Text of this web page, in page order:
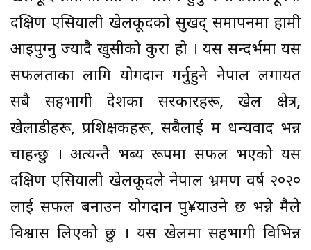
दक्षिण एसियाली खेलकूदको सुखद् समापनमा हामी
आइपुग्नु ज्यादै खुसीको कुरा हो । यस सन्दर्भमा यस
सफलताका लागि योगदान गर्नुहुने नेपाल लगायत
सबै सहभागी देशका सरकारहरू, खेल क्षेत्र,
खेलाडीहरू, प्रशिक्षकहरू, सबैलाई म धन्यवाद भन्न
चाहन्छु । अत्यन्तै भब्य रूपमा सफल भएको यस
दक्षिण एसियाली खेलकूदले नेपाल भ्रमण वर्ष २०२०
लाई सफल बनाउन योगदान पु¥याउने छ भन्ने मैले
विश्वास लिएको छु । यस खेलमा सहभागी विभिन्न